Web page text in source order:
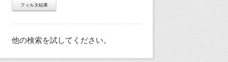
フィルタ結果
他の検索を試してください。